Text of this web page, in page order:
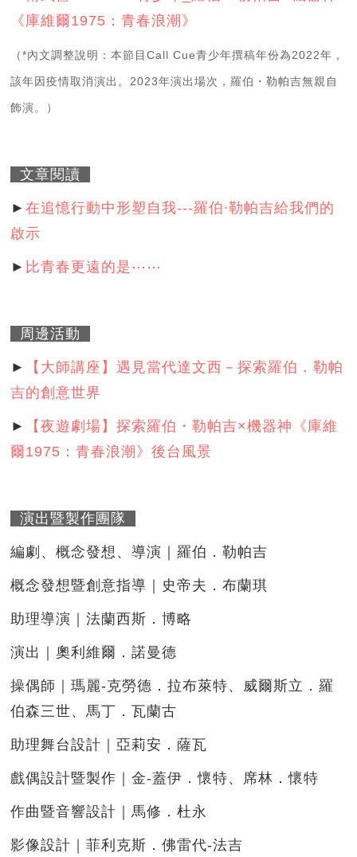
《庫維爾1975：青春浪潮》
（*內文調整說明：本節目Call Cue青少年撰稿年份為2022年，
該年因疫情取消演出。2023年演出場次，羅伯・勒帕吉無親自
飾演。）
文章閱讀
►在追憶行動中形塑自我---羅伯∙勒帕吉給我們的
啟示
► 比青春更遠的是⋯⋯
周邊活動
►
【大師講座】遇見當代達文西－探索羅伯．勒帕
吉的創意世界
►
【夜遊劇場】探索羅伯・勒帕吉×機器神《庫維
爾1975：青春浪潮》後台風景
演出暨製作團隊
編劇、概念發想、導演｜羅伯．勒帕吉
概念發想暨創意指導｜史帝夫．布蘭琪
助理導演｜法蘭西斯．博略
演出｜奧利維爾．諾曼德
操偶師｜瑪麗-克勞德．拉布萊特、威爾斯立．羅
伯森三世、馬丁．瓦蘭古
助理舞台設計｜亞莉安．薩瓦
戲偶設計暨製作｜金-蓋伊．懷特、席林．懷特
作曲暨音響設計｜馬修．杜永
影像設計｜菲利克斯．佛雷代-法吉